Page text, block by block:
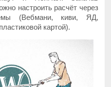
настроить расчёт через
(Вебмани, киви, ЯД,
картой).